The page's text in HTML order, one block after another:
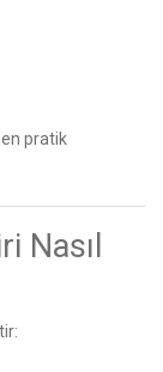
pratik
Nasıl